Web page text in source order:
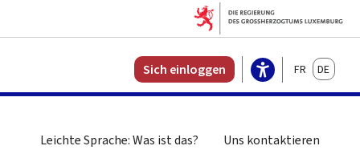
Sich einloggen FrançaisDeutsch
Leichte Sprache: Was ist das? Uns kontaktieren